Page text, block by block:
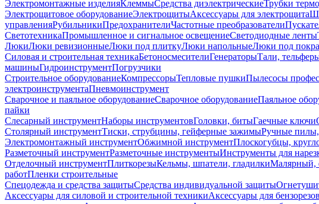
Электромонтажные изделияКлеммыСредства диэлектрическиеТрубки
Электрощитовое оборудованиеЭлектрощитыАксессуары для электрощита
управленияРубильникиПредохранителиЧастотные преобразователи
СветотехникаПромышленное и сигнальное освещениеСветодиодные ленты
ЛюкиЛюки ревизионныеЛюки под плиткуЛюки напольныеЛюки под
Силовая и строительная техникаБетоносмесителиГенераторыТали,
машиныГидроинструментПогрузчики
Строительное оборудованиеКомпрессорыТепловые пушкиПылесосы
электроинструментаПневмоинструмент
Сварочное и паяльное оборудованиеСварочное оборудованиеПаяльное
пайки
Слесарный инструментНаборы инструментовГоловки, битыГаечные ключи
Столярный инструментТиски, струбцины, гейферные зажимыРучные
Электромонтажный инструментОбжимной инструментПлоскогубцы,
Разметочный инструментРазметочные инструментыИнструменты для
Отделочный инструментПлиткорезыКельмы, шпатели, гладилкиМалярный,
работПленки строительные
Спецодежда и средства защитыСредства индивидуальной защиты
Аксессуары для силовой и строительной техникиАксессуары для бензорезов